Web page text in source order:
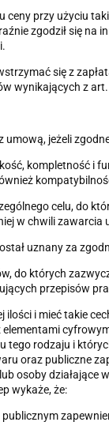
przy użyciu
zgodził się na
się z
wynikających z
jeżeli
kompletność i
celu, do
w chwili zawarcia
uznany za
do których
przepisów
i mieć takie
tego rodzaju i
oraz publiczne
osoby działające
wykaże, że: